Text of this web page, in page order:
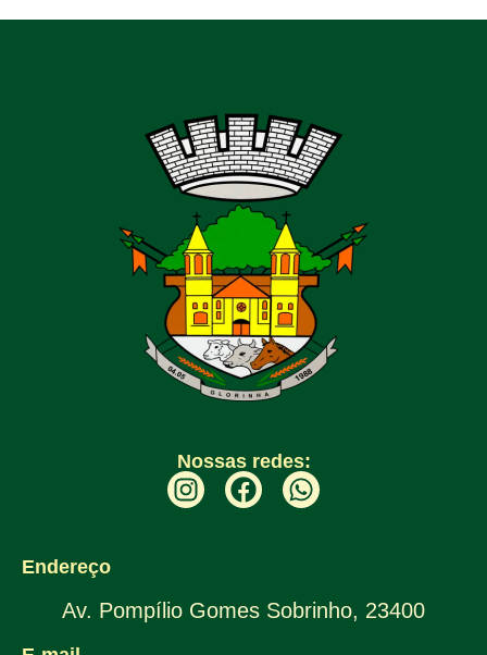
Nossas redes:
Endereço
Av. Pompílio Gomes Sobrinho, 23400